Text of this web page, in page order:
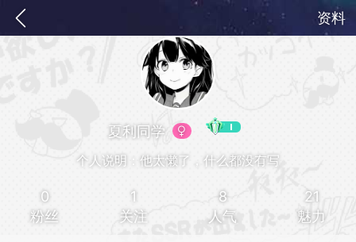
资料
夏利同学
个人说明：他太懒了，什么都没有写
0
粉丝
1
关注
8
人气
21
魅力